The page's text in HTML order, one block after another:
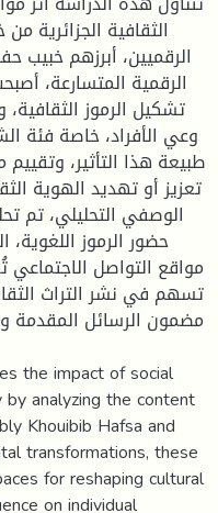
الثقافية الجزائرية
الرقميين، أبرزهم
الرقمية المتسارعة،
تشكيل الرموز
وعي الأفراد، خاصة فئة
طبيعة هذا التأثير،
تعزيز أو تهديد الهوية
الوصفي التحليلي، تم
حضور الرموز اللغوية،
مواقع التواصل الاجتماعي
تسهم في نشر التراث
مضمون الرسائل المقدمة
the impact of social
analyzing the content
Khouibib Hafsa and
transformations, these
for reshaping cultural
on individual